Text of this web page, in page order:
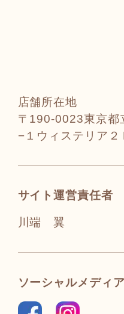
店舗所在地
〒190-0023東京都
−１ウィステリア２
サイト運営責任者
川端 翼
ソーシャルメディア